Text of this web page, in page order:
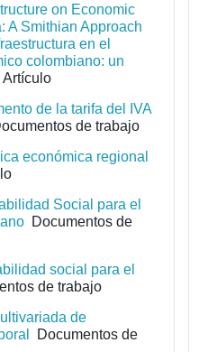
on Economic
A Smithian Approach
en el
colombiano: un
Artículo
de la tarifa del IVA
de trabajo
económica regional
Social para el
Documentos de
social para el
de trabajo
de
Documentos de